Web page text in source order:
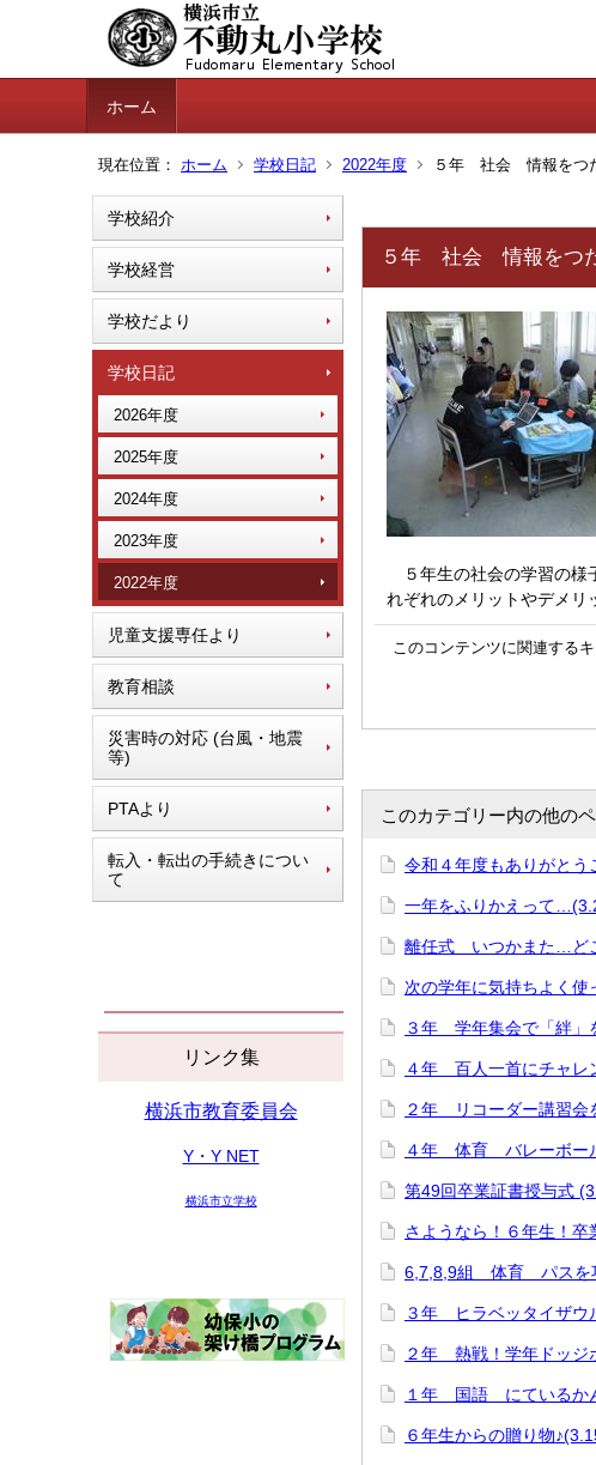
ホーム
現在位置： ホーム 学校日記 2022年度 ５年 社会 情報をつ
学校紹介
学校経営
学校だより
学校日記
2026年度
2025年度
2024年度
2023年度
2022年度
児童支援専任より
教育相談
災害時の対応 (台風・地震
等)
PTAより
転入・転出の手続きについ
て
リンク集
横浜市教育委員会
Y・Y NET
横浜市立学校
５年 社会 情報をつ
５年生の社会の学習の様
れぞれのメリットやデメリ
このコンテンツに関連する
このカテゴリー内の他の
令和４年度もありがと
一年をふりかえって
離任式 いつかまた…ど
次の学年に気持ちよく
３年 学年集会で「絆」
４年 百人一首にチャレ
２年 リコーダー講習会
４年 体育 バレーボー
第49回卒業証書授与式
さようなら！６年生！
6,7,8,9組 体育 パスを
３年 ヒラベッタイザウ
２年 熱戦！学年ドッジ
１年 国語 にているか
６年生からの贈り物